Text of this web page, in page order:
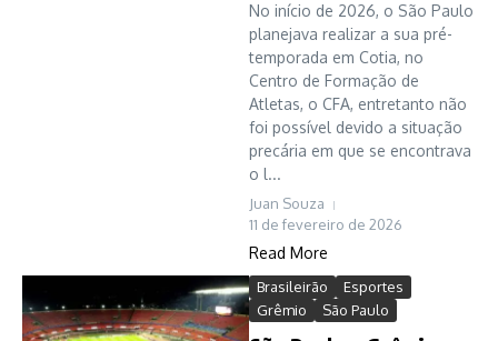
No início de 2026, o São Paulo
planejava realizar a sua pré-
temporada em Cotia, no
Centro de Formação de
Atletas, o CFA, entretanto não
foi possível devido a situação
precária em que se encontrava
o l...
Juan Souza
11 de fevereiro de 2026
Read More
Brasileirão
Esportes
Grêmio
São Paulo